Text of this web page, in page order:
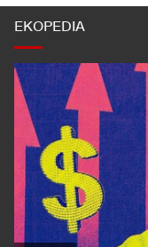
EKOPEDIA